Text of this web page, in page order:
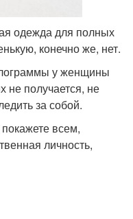
одежда для полных
конечно же, нет.
у женщины
не получается, не
за собой.
всем,
личность,